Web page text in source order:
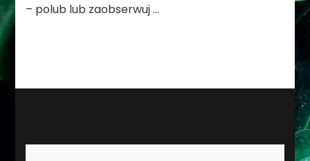
– polub lub zaobserwuj …